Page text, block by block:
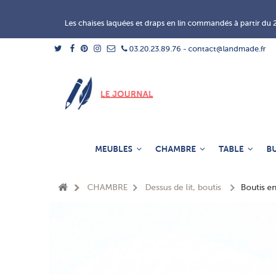
Les chaises laquées et draps en lin commandés à partir
03.20.23.89.76 - contact@landmade.fr
MEUBLES CHAMBRE TABLE
CHAMBRE Dessus de lit, boutis Boutis